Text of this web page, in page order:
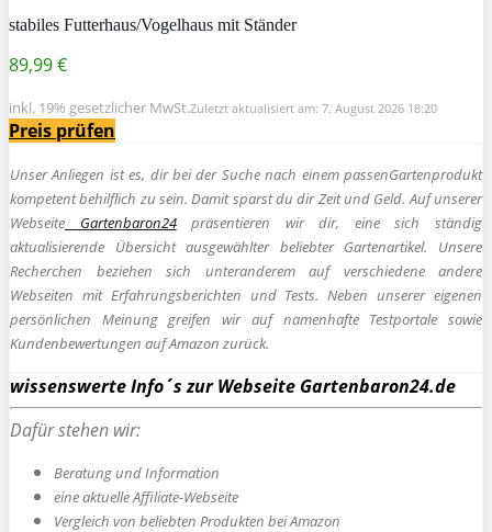
stabiles Futterhaus/Vogelhaus mit Ständer
89,99 €
inkl. 19% gesetzlicher MwSt.Zuletzt aktualisiert am: 7. August 2026 18:20
Preis prüfen
Unser Anliegen ist es, dir bei der Suche nach einem passenGartenprodukt
kompetent behilflich zu sein.Damit sparst du dir Zeit und Geld. Auf unserer
Webseite Gartenbaron24präsentieren wir dir, eine sich ständig
aktualisierende Übersicht ausgewählter beliebter Gartenartikel. Unsere
Recherchen beziehen sich unteranderem auf verschiedene andere
Webseiten mit Erfahrungsberichten und Tests. Neben unserer eigenen
persönlichen Meinung greifen wir auf namenhafte Testportale sowie
Kundenbewertungen auf Amazon zurück.
wissenswerte Info´s zur Webseite Gartenbaron24.de
Dafür stehen wir:
Beratung und Information
eine aktuelle Affiliate-Webseite
Vergleich von beliebten Produkten bei Amazon